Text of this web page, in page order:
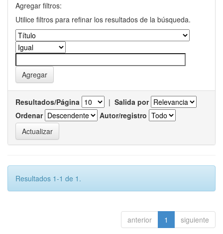
Agregar filtros:
Utilice filtros para refinar los resultados de la búsqueda.
Resultados/Página | Salida por
Ordenar
Autor/registro
Resultados 1-1 de 1.
anterior 1 siguiente